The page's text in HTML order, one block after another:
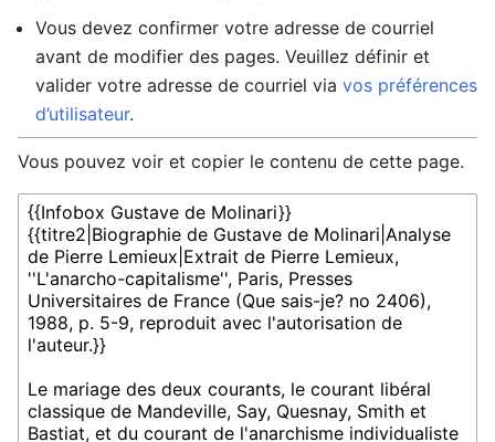
Vous devez confirmer votre adresse de courriel
avant de modifier des pages. Veuillez définir et
valider votre adresse de courriel via vos préférences
d’utilisateur.
Vous pouvez voir et copier le contenu de cette page.